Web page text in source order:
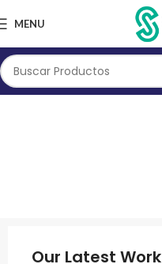
MENU
Our Latest Work